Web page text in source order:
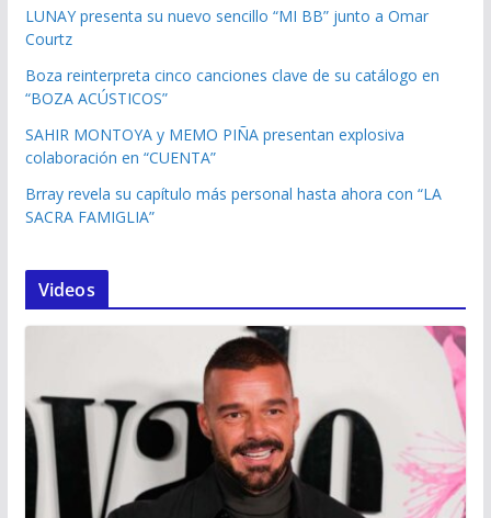
LUNAY presenta su nuevo sencillo “MI BB” junto a Omar
Courtz
Boza reinterpreta cinco canciones clave de su catálogo en
“BOZA ACÚSTICOS”
SAHIR MONTOYA y MEMO PIÑA presentan explosiva
colaboración en “CUENTA”
Brray revela su capítulo más personal hasta ahora con “LA
SACRA FAMIGLIA”
Videos